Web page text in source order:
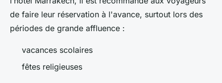
de faire leur réservation à l'avance, surtout lors des
périodes de grande affluence :
vacances scolaires
fêtes religieuses